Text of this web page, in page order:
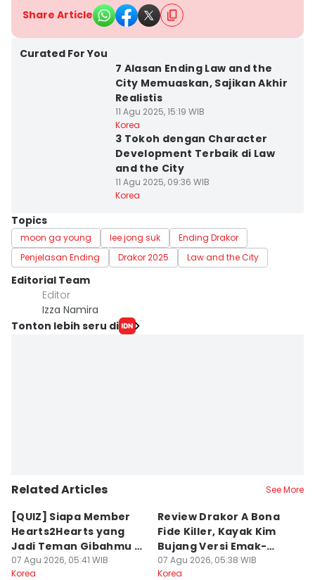
Share Article
Curated For You
7 Alasan Ending Law and the
City Memuaskan, Sajikan Akhir
Realistis
11 Agu 2025, 15:19 WIB
Korea
3 Tokoh dengan Character
Development Terbaik di Law
and the City
11 Agu 2025, 09:36 WIB
Korea
Topics
moon ga young lee jong suk
Ending Drakor
Penjelasan Ending
Drakor 2025 Law and the City
Editorial Team
Editor
Izza Namira
Tonton lebih seru di
Related Articles See More
[QUIZ] Siapa Member
Hearts2Hearts yang
Jadi Teman Gibahmu di
Kelas?
07 Agu 2026, 05:41 WIB
Korea
Review Drakor A Bona
Fide Killer, Kayak Kim
Bujang Versi Emak-
Emak!
07 Agu 2026, 05:38 WIB
Korea